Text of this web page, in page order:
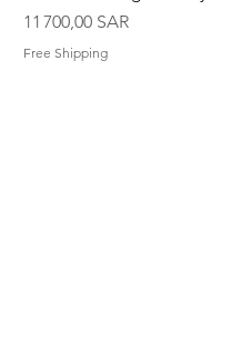
Prix
11 700,00 SAR
Free Shipping